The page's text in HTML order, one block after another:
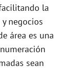
la
negocios
área es una
sean